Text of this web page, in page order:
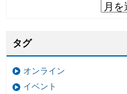
タグ
オンライン
イベント